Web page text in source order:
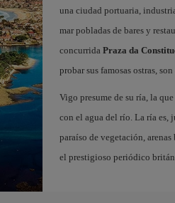
una ciudad portuaria,
mar pobladas de bares y
concurrida Praza da
probar sus famosas ostras,
Vigo presume de su ría, la
con el agua del río. La ría es,
paraíso de vegetación,
el prestigioso periódico